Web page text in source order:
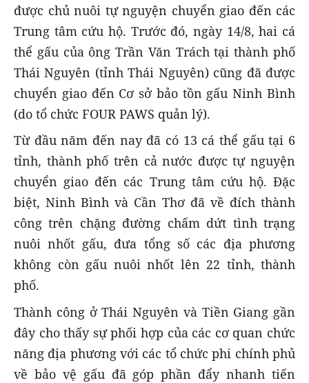
được chủ nuôi tự nguyện chuyển giao đến các
Trung tâm cứu hộ. Trước đó, ngày 14/8, hai cá
thể gấu của ông Trần Văn Trách tại thành phố
Thái Nguyên (tỉnh Thái Nguyên) cũng đã được
chuyển giao đến Cơ sở bảo tồn gấu Ninh Bình
(do tổ chức FOUR PAWS quản lý).
Từ đầu năm đến nay đã có 13 cá thể gấu tại 6
tỉnh, thành phố trên cả nước được tự nguyện
chuyển giao đến các Trung tâm cứu hộ. Đặc
biệt, Ninh Bình và Cần Thơ đã về đích thành
công trên chặng đường chấm dứt tình trạng
nuôi nhốt gấu, đưa tổng số các địa phương
không còn gấu nuôi nhốt lên 22 tỉnh, thành
phố.
Thành công ở Thái Nguyên và Tiền Giang gần
đây cho thấy sự phối hợp của các cơ quan chức
năng địa phương với các tổ chức phi chính phủ
về bảo vệ gấu đã góp phần đẩy nhanh tiến